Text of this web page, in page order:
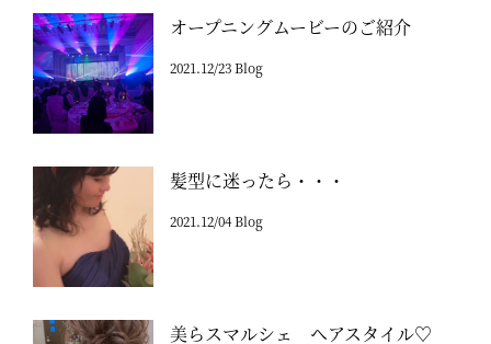
オープニングムービーのご紹介
2021.12/23 Blog
髪型に迷ったら・・・
2021.12/04 Blog
美らスマルシェ ヘアスタイル♡